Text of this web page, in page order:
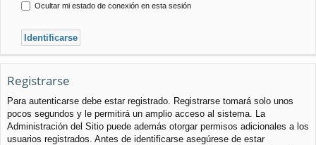
Ocultar mi estado de conexión en esta sesión
Registrarse
Para autenticarse debe estar registrado. Registrarse tomará solo unos
pocos segundos y le permitirá un amplio acceso al sistema. La
Administración del Sitio puede además otorgar permisos adicionales a los
usuarios registrados. Antes de identificarse asegúrese de estar